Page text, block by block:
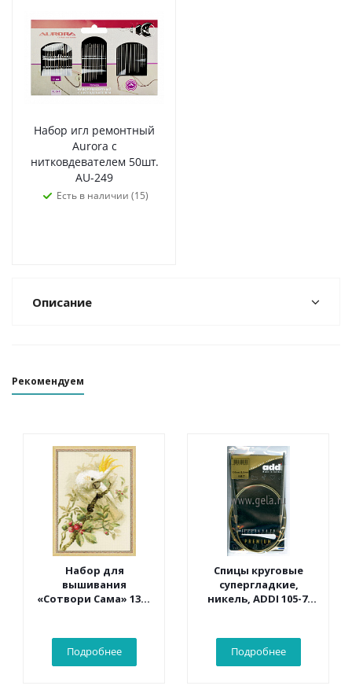
Набор игл ремонтный
Aurora с
нитковдевателем 50шт.
AU-249
Есть в наличии (15)
Описание
Рекомендуем
Набор для
вышивания
«Сотвори Сама» 1362
Подробнее
Спицы круговые
супергладкие,
никель, ADDI 105-7,
Подробнее